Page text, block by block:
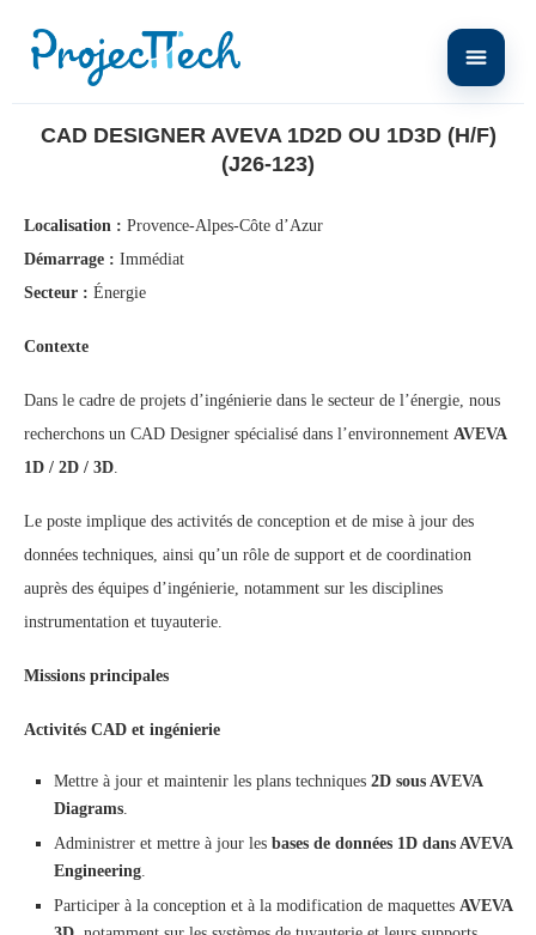
CAD Designer AVEVA 1D2D ou 1D3D (H/F) (J26-123)
CAD DESIGNER AVEVA 1D2D OU 1D3D (H/F)
(J26-123)
Localisation : Provence-Alpes-Côte d’Azur
Démarrage : Immédiat
Secteur : Énergie
Contexte
Dans le cadre de projets d’ingénierie dans le secteur de l’énergie, nous
recherchons un CAD Designer spécialisé dans l’environnement AVEVA
1D / 2D / 3D.
Le poste implique des activités de conception et de mise à jour des
données techniques, ainsi qu’un rôle de support et de coordination
auprès des équipes d’ingénierie, notamment sur les disciplines
instrumentation et tuyauterie.
Missions principales
Activités CAD et ingénierie
Mettre à jour et maintenir les plans techniques 2D sous AVEVA
Diagrams.
Administrer et mettre à jour les bases de données 1D dans AVEVA
Engineering.
Participer à la conception et à la modification de maquettes AVEVA